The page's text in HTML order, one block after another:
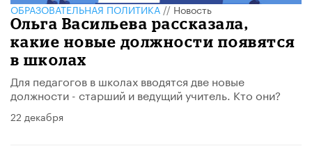
ОБРАЗОВАТЕЛЬНАЯ ПОЛИТИКА//Новость
​Ольга Васильева рассказала,
какие новые должности появятся
в школах
Для педагогов в школах вводятся две новые
должности - старший и ведущий учитель. Кто они?
22 декабря